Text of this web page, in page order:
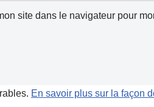
site dans le navigateur pour
En savoir plus sur la façon